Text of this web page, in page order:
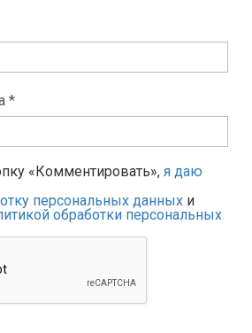
*
«Комментировать», я даю
персональных данных и
обработки персональных